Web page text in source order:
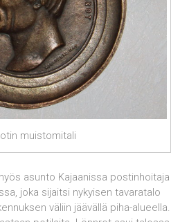
muistomitali
asunto Kajaanissa postinhoitaja
joka sijaitsi nykyisen tavaratalo
väliin jäävällä piha-alueella.